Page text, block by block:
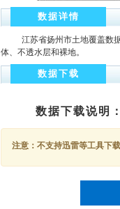
数据详情
江苏省扬州市土地覆盖数据
体、不透水层和裸地。
数据下载
数据下载说明
注意：不支持迅雷等工具下